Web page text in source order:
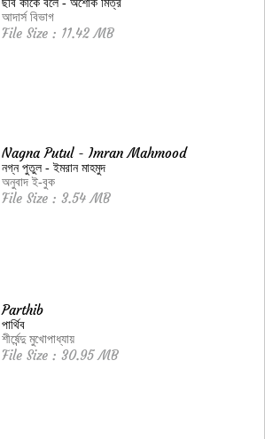
ছবি কাকে বলে - অশোক মিত্র
আদার্স বিভাগ
File Size : 11.42 MB
Nagna Putul - Imran Mahmood
নগ্ন পুতুল - ইমরান মাহমুদ
অনুবাদ ই-বুক
File Size : 3.54 MB
Parthib
পার্থিব
শীর্ষেন্দু মুখোপাধ্যায়
File Size : 30.95 MB